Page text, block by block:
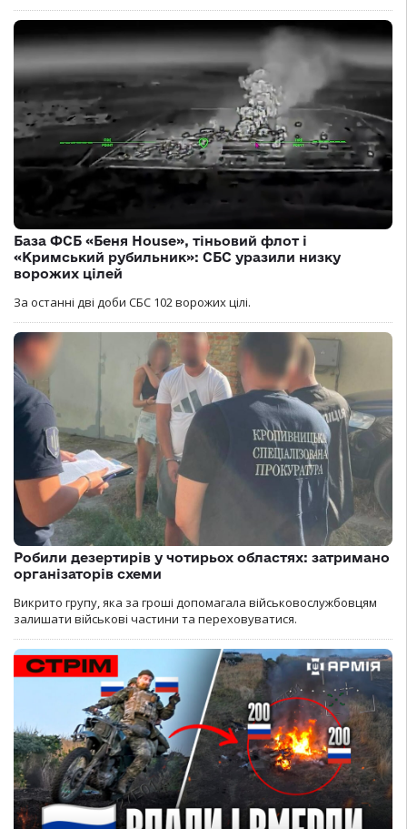
База ФСБ «Беня House», тіньовий флот і
«Кримський рубильник»: СБС уразили низку
ворожих цілей
За останні дві доби СБС 102 ворожих цілі.
Робили дезертирів у чотирьох областях: затримано
організаторів схеми
Викрито групу, яка за гроші допомагала військовослужбовцям
залишати військові частини та переховуватися.